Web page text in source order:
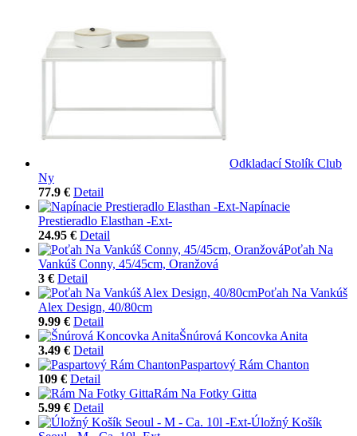
Odkladací Stolík Club
Ny
77.9 € Detail
Napínacie
Prestieradlo Elasthan -Ext-
24.95 € Detail
Poťah Na
Vankúš Conny, 45/45cm, Oranžová
3 € Detail
Poťah Na Vankúš
Alex Design, 40/80cm
9.99 € Detail
Šnúrová Koncovka Anita
3.49 € Detail
Paspartový Rám Chanton
109 € Detail
Rám Na Fotky Gitta
5.99 € Detail
Úložný Košík